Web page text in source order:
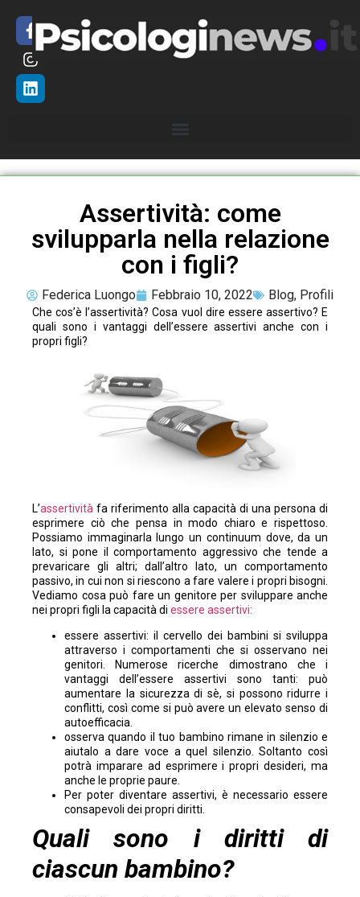
Assertività: come
svilupparla nella relazione
con i figli?
Federica Luongo Febbraio 10, 2022 Blog, Profili
Che cos’è l’assertività? Cosa vuol dire essere assertivo? E
quali sono i vantaggi dell’essere assertivi anche con i
propri figli?
L’assertività fa riferimento alla capacità di una persona di
esprimere ciò che pensa in modo chiaro e rispettoso.
Possiamo immaginarla lungo un continuum dove, da un
lato, si pone il comportamento aggressivo che tende a
prevaricare gli altri; dall’altro lato, un comportamento
passivo, in cui non si riescono a fare valere i propri bisogni.
Vediamo cosa può fare un genitore per sviluppare anche
nei propri figli la capacità di essere assertivi:
essere assertivi: il cervello dei bambini si sviluppa
attraverso i comportamenti che si osservano nei
genitori. Numerose ricerche dimostrano che i
vantaggi dell’essere assertivi sono tanti: può
aumentare la sicurezza di sè, si possono ridurre i
conflitti, così come si può avere un elevato senso di
autoefficacia.
osserva quando il tuo bambino rimane in silenzio e
aiutalo a dare voce a quel silenzio. Soltanto così
potrà imparare ad esprimere i propri desideri, ma
anche le proprie paure.
Per poter diventare assertivi, è necessario essere
consapevoli dei propri diritti.
Quali sono i diritti di
ciascun bambino?